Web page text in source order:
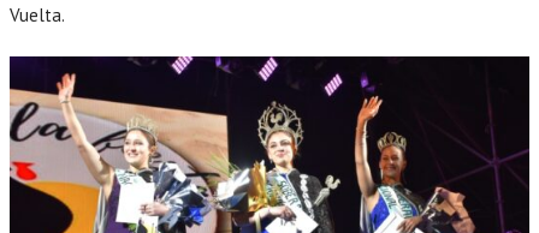
Vuelta.